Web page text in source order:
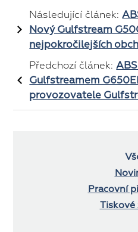
Následující článek:
Nový Gulfstream
nejpokročilejších
Předchozí článek:
Gulfstreamem
provozovatele
Pracovní
Tiskové